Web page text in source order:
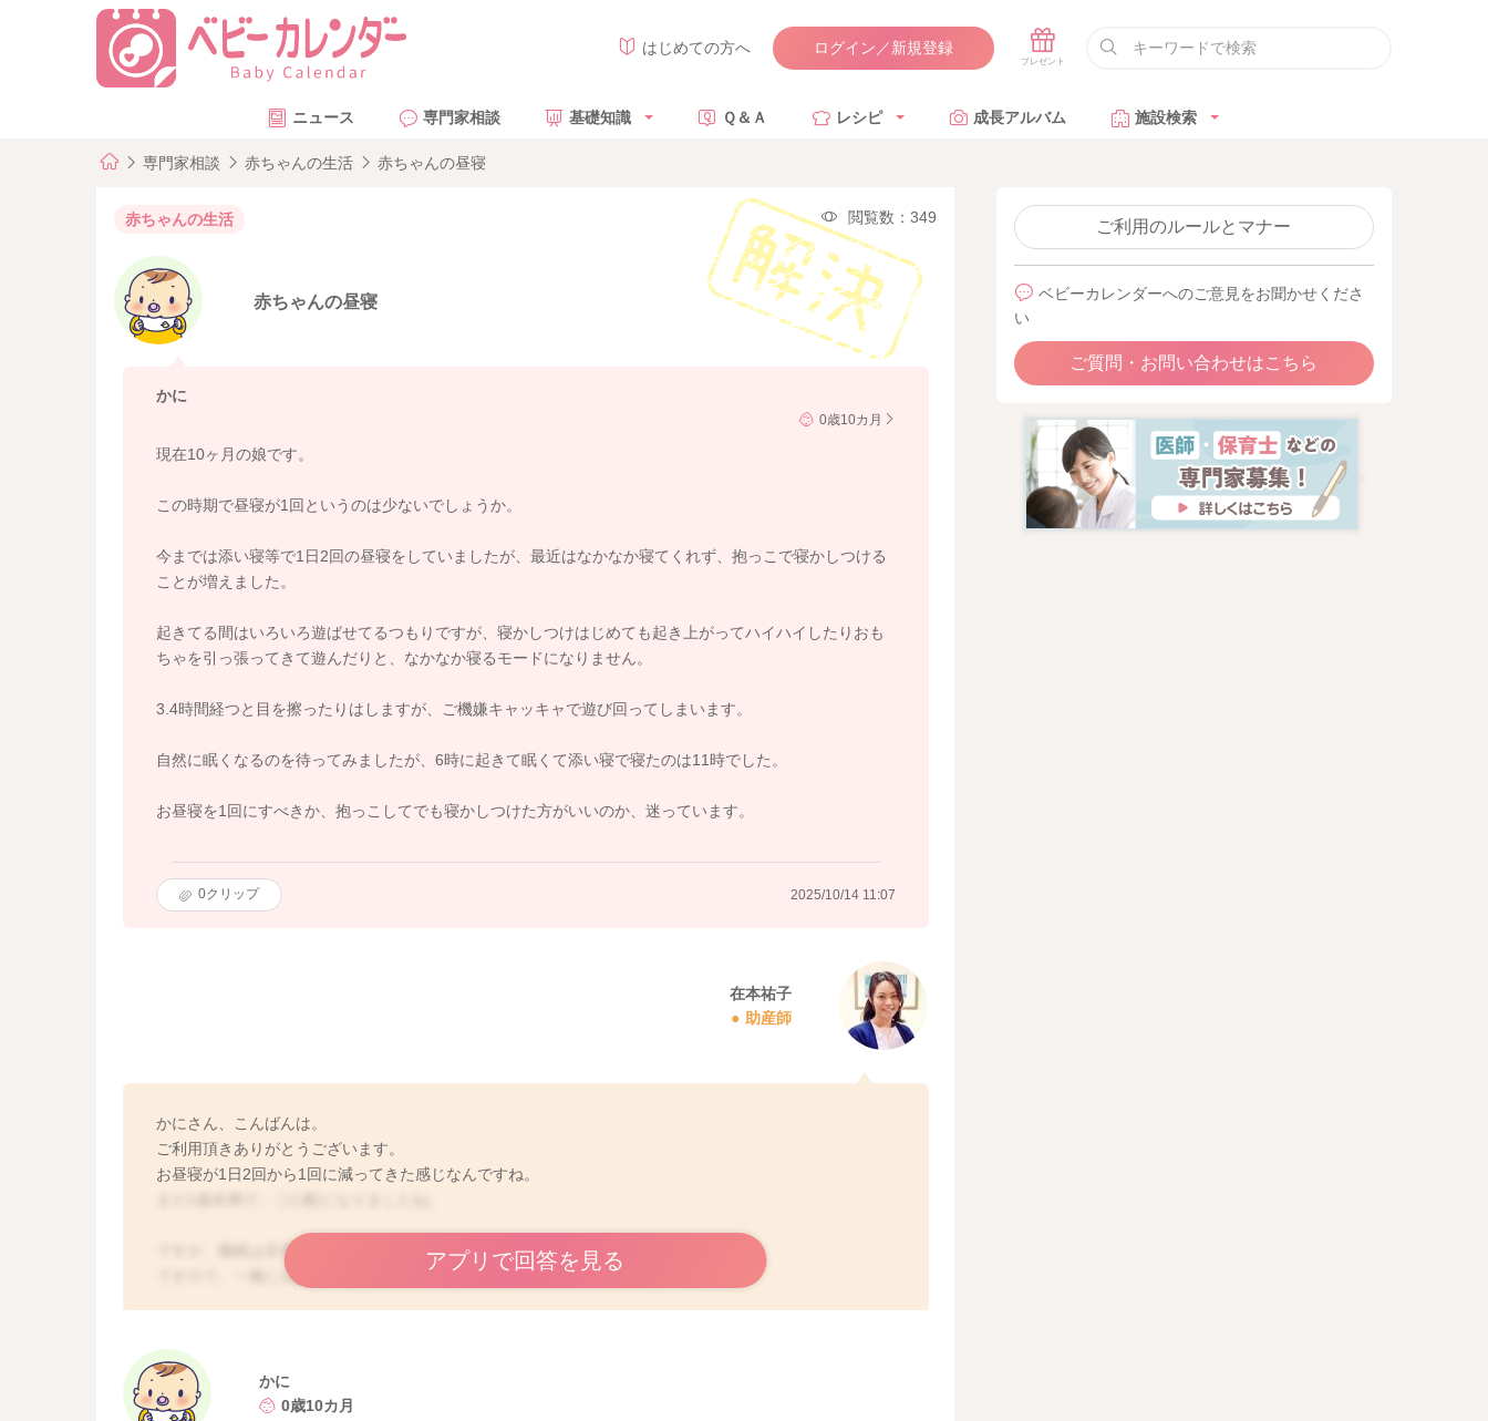
はじめての方へ ログイン／新規登録
ニュース 専門家相談 基礎知識 Ｑ＆Ａ レシピ 成長アルバム 施設検索
専門家相談 赤ちゃんの生活 赤ちゃんの昼寝
赤ちゃんの生活 閲覧数：349
赤ちゃんの昼寝
かに
0歳10カ月
現在10ヶ月の娘です。
この時期で昼寝が1回というのは少ないでしょうか。
今までは添い寝等で1日2回の昼寝をしていましたが、最近はなかなか寝てくれず、抱っこで寝かしつける
ことが増えました。
起きてる間はいろいろ遊ばせてるつもりですが、寝かしつけはじめても起き上がってハイハイしたりおも
ちゃを引っ張ってきて遊んだりと、なかなか寝るモードになりません。
3.4時間経つと目を擦ったりはしますが、ご機嫌キャッキャで遊び回ってしまいます。
自然に眠くなるのを待ってみましたが、6時に起きて眠くて添い寝で寝たのは11時でした。
お昼寝を1回にすべきか、抱っこしてでも寝かしつけた方がいいのか、迷っています。
0クリップ 2025/10/14 11:07
在本祐子
助産師
かにさん、こんばんは。
ご利用頂きありがとうございます。
お昼寝が1日2回から1回に減ってきた感じなんですね。
ですが、睡眠は非常に個人差があります。
ですので、一概に1歳未満だから２回寝かせなくてはならないわけではありません。
よろしくお願いします🙇
アプリで回答を見る
かに
0歳10カ月
ご利用のルールとマナー
ベビーカレンダーへのご意見をお聞かせくださ
い
ご質問・お問い合わせはこちら